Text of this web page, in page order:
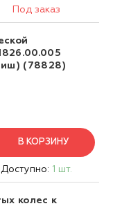
Под заказ
(78828)
В КОРЗИНУ
Доступно: 1 шт.
колес к